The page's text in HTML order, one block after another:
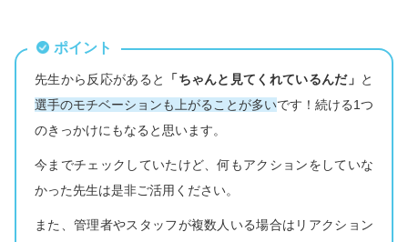
ポイント
先生から反応があると 「ちゃんと見てくれているんだ」 と
選手のモチベーションも上がることが多いです！続ける1つ
のきっかけにもなると思います。
今までチェックしていたけど、何もアクションをしていな
かった先生は是非ご活用ください。
また、管理者やスタッフが複数人いる場合はリアクション